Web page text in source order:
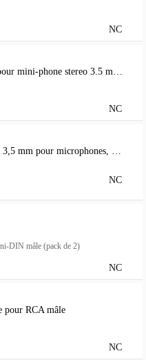
NC
Câble audio - USB-C mâle pour mini-phone stereo 3.5 mm mâle
NC
Cable audio mini stereo jack 3,5 mm pour microphones, haut-parleurs et casques (M/M), 1,80 m
NC
DIN mâle (pack de 2)
NC
pour RCA mâle
NC